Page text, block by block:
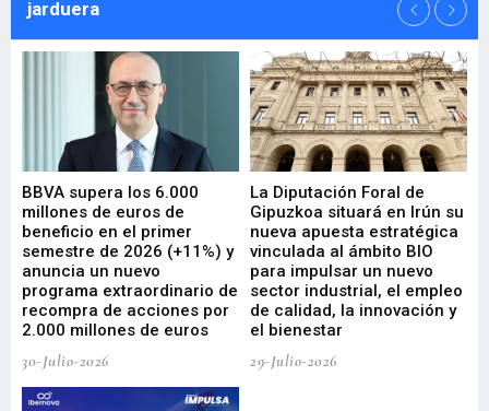
jarduera
BBVA supera los 6.000
millones de euros de
beneficio en el primer
semestre de 2026 (+11%) y
anuncia un nuevo
programa extraordinario de
recompra de acciones por
2.000 millones de euros
30-Julio-2026
La Diputación Foral de
Gipuzkoa situará en Irún su
nueva apuesta estratégica
vinculada al ámbito BIO
para impulsar un nuevo
sector industrial, el empleo
de calidad, la innovación y
el bienestar
29-Julio-2026